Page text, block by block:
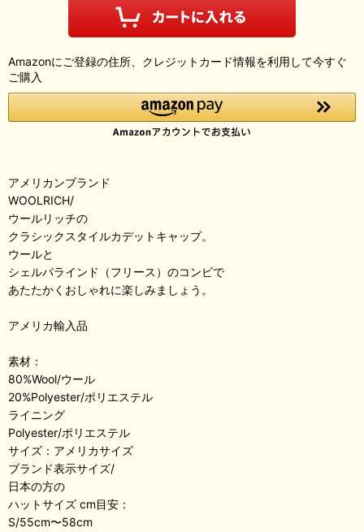
Amazonにご登録の住所、クレジットカード情報を利用して今すぐ
ご購入
アメリカンブランド
WOOLRICH/
ウールリッチの
クラシックスタイルカデットキャップ。
ウールと
シェルパラインド（フリース）のコンビで
あたたかくおしゃれに楽しみましょう。
アメリカ輸入品
素材：
80%Wool/ウール
20%Polyester/ポリエステル
ライニング
Polyester/ポリエステル
サイズ：アメリカサイズ
ブランド表示サイズ/
日本の方の
ハットサイズ cm目安：
S/55cm〜58cm